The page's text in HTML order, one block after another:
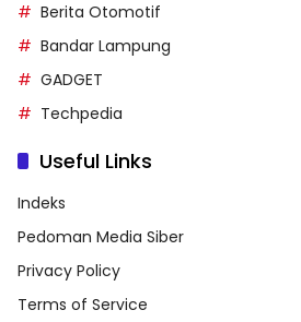
Berita Otomotif
Bandar Lampung
GADGET
Techpedia
Useful Links
Indeks
Pedoman Media Siber
Privacy Policy
Terms of Service